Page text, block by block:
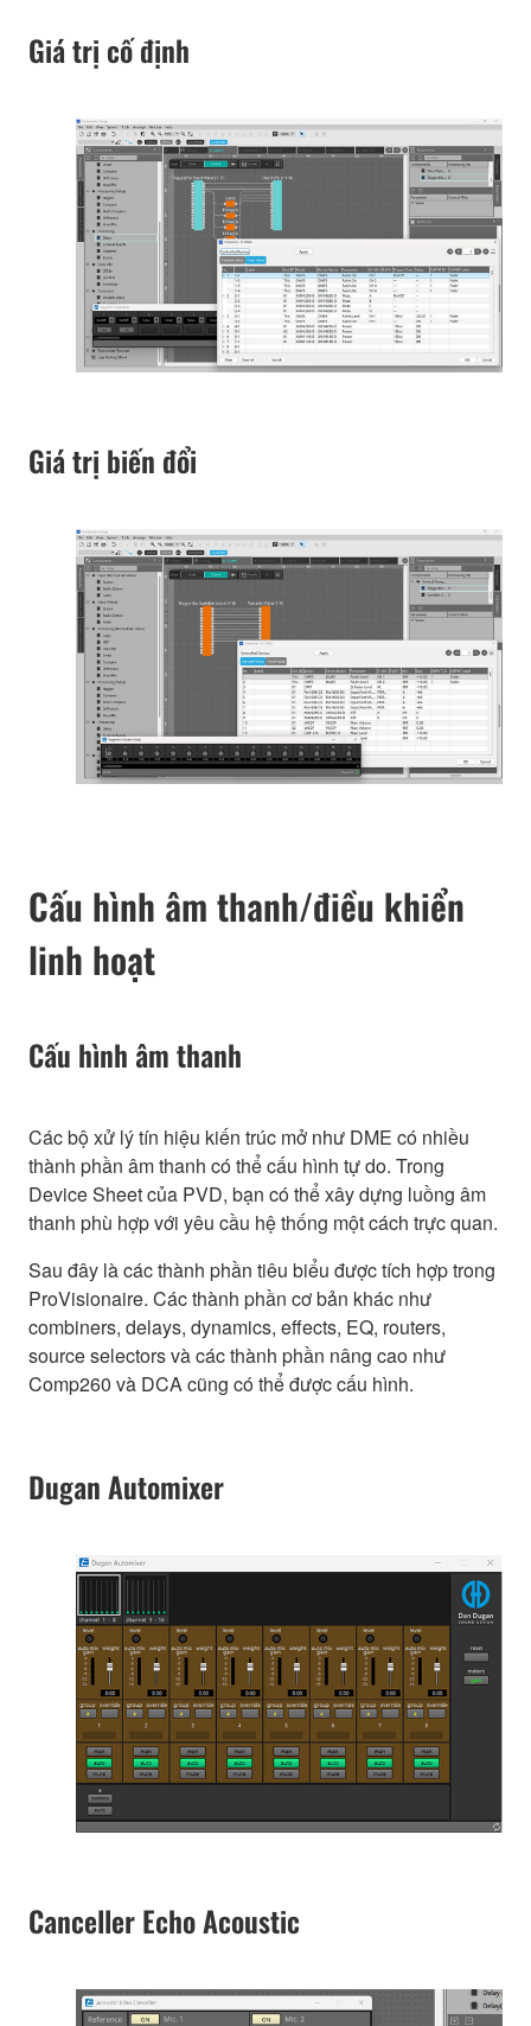
Giá trị cố định
Giá trị biến đổi
Cấu hình âm thanh/điều khiển
linh hoạt
Cấu hình âm thanh
Các bộ xử lý tín hiệu kiến trúc mở như DME có nhiều
thành phần âm thanh có thể cấu hình tự do. Trong
Device Sheet của PVD, bạn có thể xây dựng luồng âm
thanh phù hợp với yêu cầu hệ thống một cách trực quan.
Sau đây là các thành phần tiêu biểu được tích hợp trong
ProVisionaire. Các thành phần cơ bản khác như
combiners, delays, dynamics, effects, EQ, routers,
source selectors và các thành phần nâng cao như
Comp260 và DCA cũng có thể được cấu hình.
Dugan Automixer
Canceller Echo Acoustic